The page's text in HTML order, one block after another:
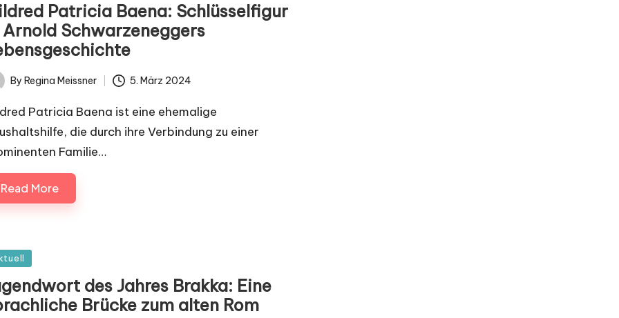
Patricia Baena: Schlüsselfigur
Arnold Schwarzeneggers
By Regina Meissner 5. März 2024
Patricia Baena ist eine ehemalige
die durch ihre Verbindung zu einer
Familie…
Read More
des Jahres Brakka: Eine
Brücke zum alten Rom